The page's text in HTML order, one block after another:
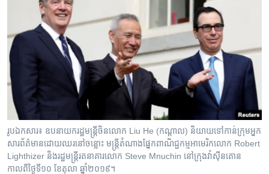
ទំព័រ​
រចនា
សម្ព័ន្ធ​
រំលង​
ចូល​
ទៅ​
កាន់​
ទំព័រ​
ស្វែង​
វិទ្យុ / ផតខាសថ៍
កម្មវិធីទាំងអស់
Khmer English
បណ្តាញ​សង្គម
ភាសា
រូបឯកសារ៖ ឧបនាយករដ្ឋមន្រ្តីចិនលោក Liu He (កណ្តាល) និយាយទៅកាន់ក្រុមអ្នក
សារព័ត៌មានដោយឈរនៅចន្លោះ មន្រ្តី​តំណាងផ្នែកពាណិជ្ជកម្មអាមេរិកលោក Robert
Lighthizer និងរដ្ឋមន្រ្តីរតនាគារលោក Steve Mnuchin នៅក្រុងវ៉ាស៊ីនតោន
កាលពីថ្ងៃទី១០ ខែតុលា ឆ្នាំ២០១៩។